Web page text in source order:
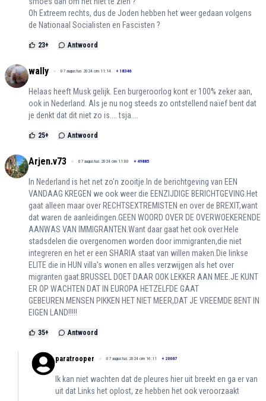
Oh Extreem rechts, dus de Joden hebben het weer gedaan volgens
de Nationaal Socialisten en Fascisten ?
23+ Antwoord
wally 07 augustus 2024 om 11:14 + 18346
Helaas heeft Musk gelijk. Een burgeroorlog kont er 100% zeker aan,
ook in Nederland. Als je nu nog steeds zo ontstellend naïef bent dat
je denkt dat dit niet zo is.... tsja....
25+ Antwoord
Arjen.v73 07 augustus 2024 om 11:00 + 49885
In Nederland is het net zo'n zooitje.In de berichtgeving van EEN
VANDAAG KREGEN we ook weer die EENZIJDIGE BERICHTGEVING.Het
gaat alleen maar over RECHTSEXTREMISTEN en over de BREXIT,want
dat waren de aanleidingen.GEEN WOORD OVER DE OVERWOEKERENDE
AANWAS VAN IMMIGRANTEN.Want daar gaat het ook over.Hele
stadsdelen die overgenomen worden door immigranten,die niet
integreren en het er een SHARIA staat van willen maken.Die linkse
ELITE die in HUN villa's wonen en alles verzwijgen als het over
migranten gaat.BRUSSEL DOET DAAR OOK LEKKER AAN MEE.JE KUNT
ER OP WACHTEN DAT IN EUROPA HETZELFDE GAAT
GEBEUREN.MENSEN PIKKEN HET NIET MEER,DAT JE VREEMDE BENT IN
EIGEN LAND!!!!!
35+ Antwoord
paratrooper 07 augustus 2024 om 16:11 + 20067
Ik kan niet wachten dat de pleures hier uit breekt en ga er van
uit dat Links het oplost, ze hebben het ook veroorzaakt